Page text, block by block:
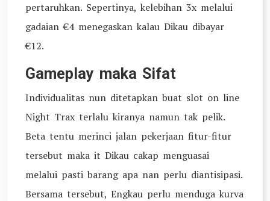
pertaruhkan. Sepertinya, kelebihan 3x melalui
gadaian €4 menegaskan kalau Dikau dibayar
€12.
Gameplay maka Sifat
Individualitas nun ditetapkan buat slot on line
Night Trax terlalu kiranya namun tak pelik.
Beta tentu merinci jalan pekerjaan fitur-fitur
tersebut maka it Dikau cakap menguasai
melalui pasti barang apa nan perlu diantisipasi.
Bersama tersebut, Engkau perlu menduga kurva